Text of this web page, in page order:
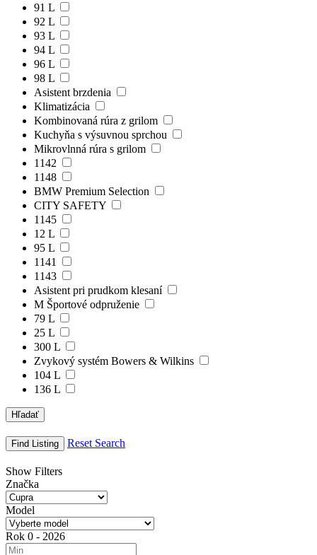
91 L
92 L
93 L
94 L
96 L
98 L
Asistent brzdenia
Klimatizácia
Kombinovaná rúra z grilom
Kuchyňa s výsuvnou sprchou
Mikrovlnná rúra s grilom
1142
1148
BMW Premium Selection
CITY SAFETY
1145
12 L
95 L
1141
1143
Asistent pri prudkom klesaní
M Športové odpruženie
79 L
25 L
300 L
Zvykový systém Bowers & Wilkins
104 L
136 L
Hľadať
Find Listing Reset Search
Show Filters
Značka
Model
Rok 0 - 2026